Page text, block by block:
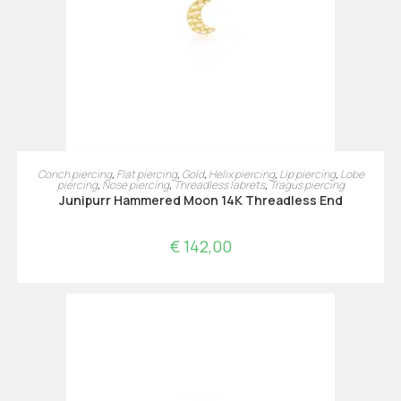
LEES VERDER
Conch piercing, Flat piercing, Gold, Helix piercing, Lip piercing, Lobe
piercing, Nose piercing,Threadless labrets,Tragus piercing
Junipurr Hammered Moon 14K Threadless End
€142,00